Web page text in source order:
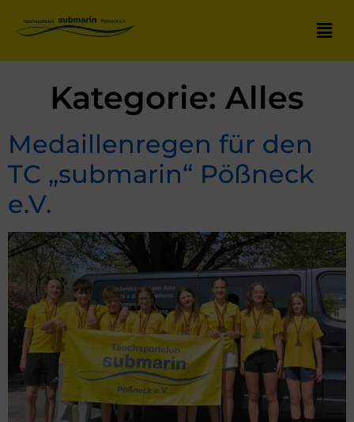
Kategorie: Alles
Medaillenregen für den
TC „submarin“ Pößneck
e.V.